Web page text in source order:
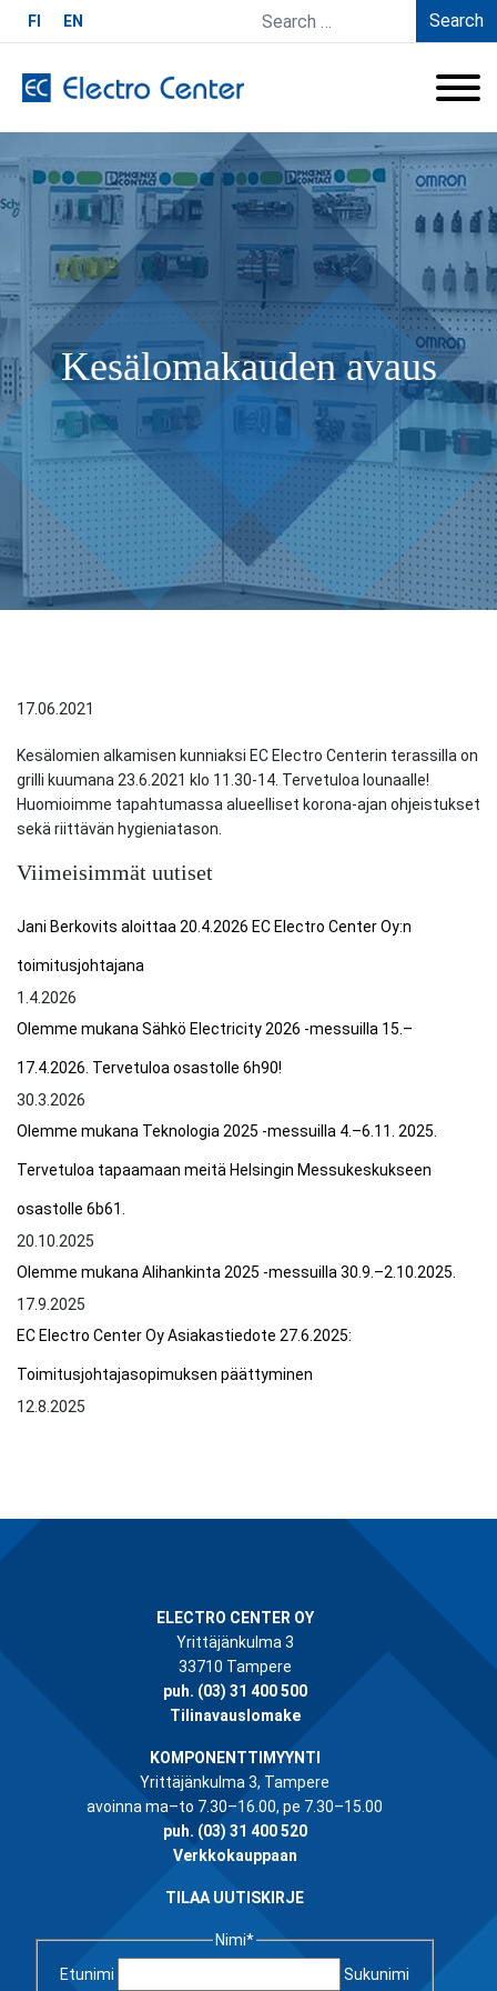
FI EN
Search
Kesälomakauden avaus
17.06.2021
Kesälomien alkamisen kunniaksi EC Electro Centerin terassilla on
grilli kuumana 23.6.2021 klo 11.30-14. Tervetuloa lounaalle!
Huomioimme tapahtumassa alueelliset korona-ajan ohjeistukset
sekä riittävän hygieniatason.
Viimeisimmät uutiset
Jani Berkovits aloittaa 20.4.2026 EC Electro Center Oy:n
toimitusjohtajana
1.4.2026
Olemme mukana Sähkö Electricity 2026 -messuilla 15.–
17.4.2026. Tervetuloa osastolle 6h90!
30.3.2026
Olemme mukana Teknologia 2025 -messuilla 4.–6.11. 2025.
Tervetuloa tapaamaan meitä Helsingin Messukeskukseen
osastolle 6b61.
20.10.2025
Olemme mukana Alihankinta 2025 -messuilla 30.9.–2.10.2025.
17.9.2025
EC Electro Center Oy Asiakastiedote 27.6.2025:
Toimitusjohtajasopimuksen päättyminen
12.8.2025
ELECTRO CENTER OY
Yrittäjänkulma 3
33710 Tampere
puh. (03) 31 400 500
Tilinavauslomake
KOMPONENTTIMYYNTI
Yrittäjänkulma 3, Tampere
avoinna ma–to 7.30–16.00, pe 7.30–15.00
puh. (03) 31 400 520
Verkkokauppaan
TILAA UUTISKIRJE
Nimi*
Etunimi
Sukunimi